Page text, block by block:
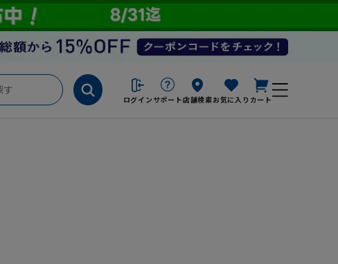
ログイン サポート店舗検索お気に入り カート